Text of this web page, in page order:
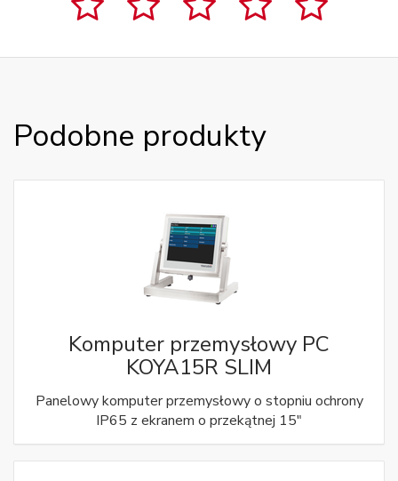
Podobne produkty
Komputer przemysłowy PC
KOYA15R SLIM
Panelowy komputer przemysłowy o stopniu ochrony
IP65 z ekranem o przekątnej 15"